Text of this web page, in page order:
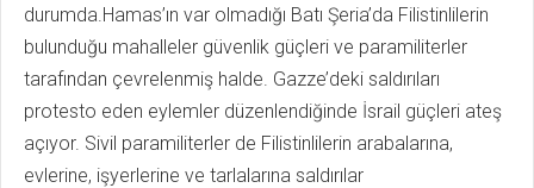
durumda.Hamas’ın var olmadığı Batı Şeria’da Filistinlilerin
bulunduğu mahalleler güvenlik güçleri ve paramiliterler
tarafından çevrelenmiş halde. Gazze’deki saldırıları
protesto eden eylemler düzenlendiğinde İsrail güçleri ateş
açıyor. Sivil paramiliterler de Filistinlilerin arabalarına,
evlerine, işyerlerine ve tarlalarına saldırılar